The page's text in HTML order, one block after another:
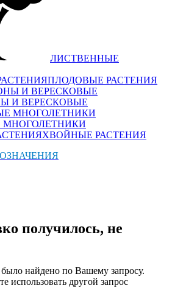
ЛИСТВЕННЫЕ
ПЛОДОВЫЕ РАСТЕНИЯ
И ВЕРЕСКОВЫЕ
МНОГОЛЕТНИКИ
ХВОЙНЫЕ РАСТЕНИЯ
получилось, не
найдено по Вашему запросу.
использовать другой запрос